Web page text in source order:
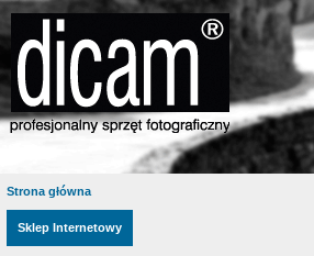
Strona główna
Sklep Internetowy